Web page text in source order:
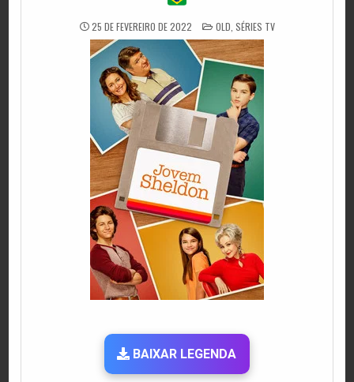
25 DE FEVEREIRO DE 2022 POSTED
IN
OLD SÉRIES TV
BAIXAR LEGENDA